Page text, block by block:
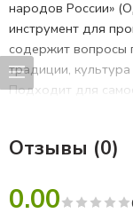
народов России»
инструмент для
содержит вопросы
традиции,
Подходит для
организации
Быстрая и удобная
Отзывы (0)
0.00